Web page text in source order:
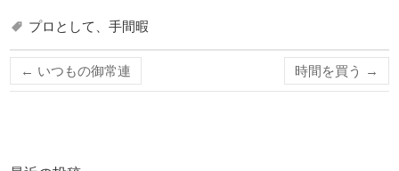
プロとして、手間暇
← いつもの御常連 時間を買う →